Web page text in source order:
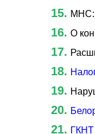
МНС:
О
ГКНТ